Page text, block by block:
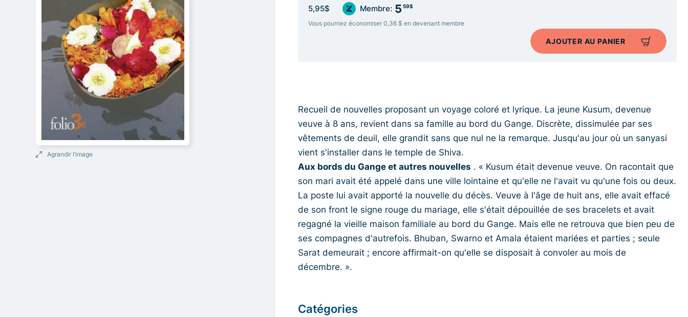
Agrandir l’image
5,95$ Membre: 5 59$
Vous pourriez économiser 0,36 $ en devenant membre
AJOUTER AU PANIER
Recueil de nouvelles proposant un voyage coloré et lyrique. La jeune Kusum, devenue
veuve à 8 ans, revient dans sa famille au bord du Gange. Discrète, dissimulée par ses
vêtements de deuil, elle grandit sans que nul ne la remarque. Jusqu'au jour où un sanyasi
vient s'installer dans le temple de Shiva.
Aux bords du Gange et autres nouvelles . « Kusum était devenue veuve. On racontait que
son mari avait été appelé dans une ville lointaine et qu'elle ne l'avait vu qu'une fois ou deux.
La poste lui avait apporté la nouvelle du décès. Veuve à l'âge de huit ans, elle avait effacé
de son front le signe rouge du mariage, elle s'était dépouillée de ses bracelets et avait
regagné la vieille maison familiale au bord du Gange. Mais elle ne retrouva que bien peu de
ses compagnes d'autrefois. Bhuban, Swarno et Amala étaient mariées et parties ; seule
Sarat demeurait ; encore affirmait-on qu'elle se disposait à convoler au mois de
décembre. ».
Catégories